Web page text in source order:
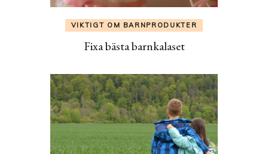
VIKTIGT OM BARNPRODUKTER
Fixa bästa barnkalaset